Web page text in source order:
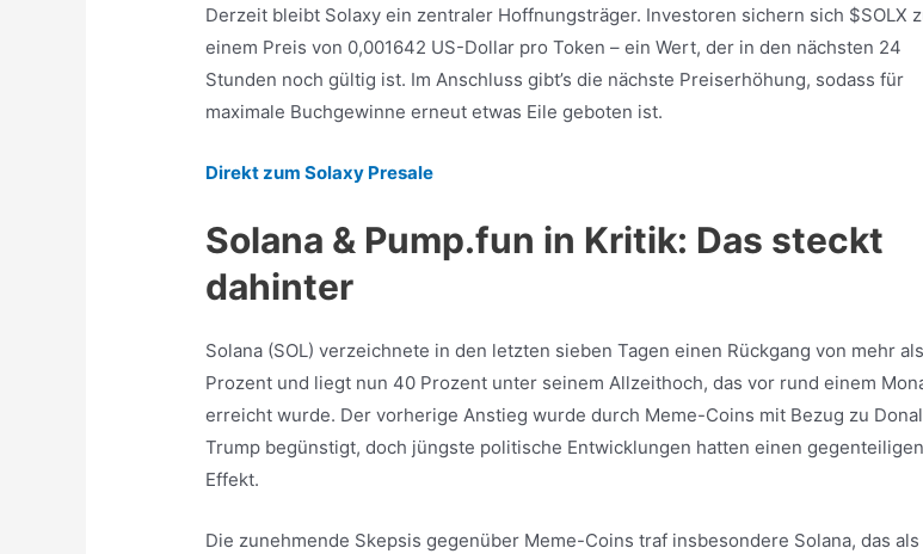
Derzeit bleibt Solaxy ein zentraler Hoffnungsträger. Investoren sichern sich $SOLX
einem Preis von 0,001642 US-Dollar pro Token – ein Wert, der in den nächsten 24
Stunden noch gültig ist. Im Anschluss gibt’s die nächste Preiserhöhung, sodass für
maximale Buchgewinne erneut etwas Eile geboten ist.
Direkt zum Solaxy Presale
Solana & Pump.fun in Kritik: Das steckt
dahinter
Solana (SOL) verzeichnete in den letzten sieben Tagen einen Rückgang von mehr
Prozent und liegt nun 40 Prozent unter seinem Allzeithoch, das vor rund einem
erreicht wurde. Der vorherige Anstieg wurde durch Meme-Coins mit Bezug zu
Trump begünstigt, doch jüngste politische Entwicklungen hatten einen gegenteiligen
Effekt.
Die zunehmende Skepsis gegenüber Meme-Coins traf insbesondere Solana, das als